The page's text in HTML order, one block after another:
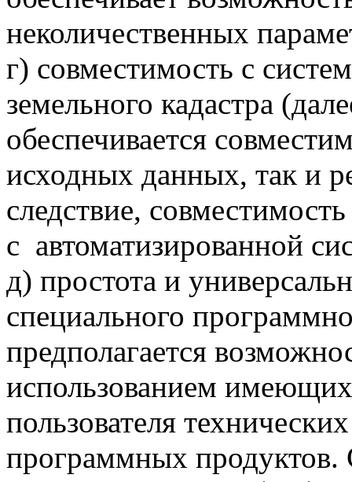
неколичественных
г) совместимость с
земельного кадастра
обеспечивается
исходных данных, так и
следствие,
с автоматизированной
д) простота и
специального
предполагается
использованием
пользователя
программных